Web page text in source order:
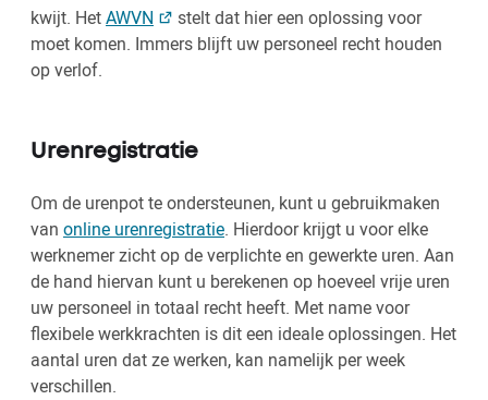
kwijt. HetAWVN
stelt dat hier een oplossing voor
moet komen. Immers blijft uw personeel recht houden
op verlof.
Urenregistratie
Om de urenpot te ondersteunen, kunt u gebruikmaken
van online urenregistratie. Hierdoor krijgt u voor elke
werknemer zicht op de verplichte en gewerkte uren. Aan
de hand hiervan kunt u berekenen op hoeveel vrije uren
uw personeel in totaal recht heeft. Met name voor
flexibele werkkrachten is dit een ideale oplossingen. Het
aantal uren dat ze werken, kan namelijk per week
verschillen.